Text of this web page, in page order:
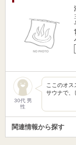
30代 男
性
ここのオ
サウナで、
関連情報から探す